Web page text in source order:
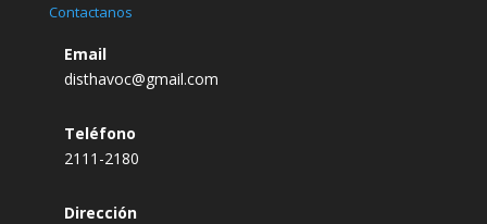
Contactanos
Email
disthavoc@gmail.com
Teléfono
2111-2180
Dirección